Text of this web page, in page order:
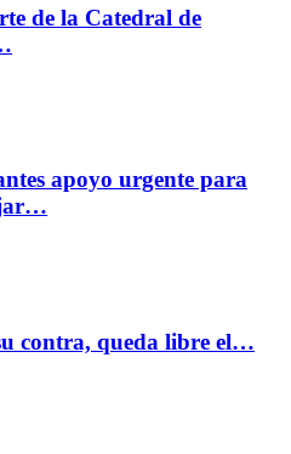
de la Catedral de
apoyo urgente para
contra, queda libre el…